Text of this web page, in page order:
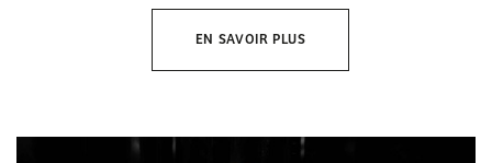
EN SAVOIR PLUS